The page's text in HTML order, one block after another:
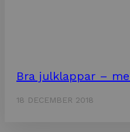
Bra julklappar –
18 DECEMBER 2018